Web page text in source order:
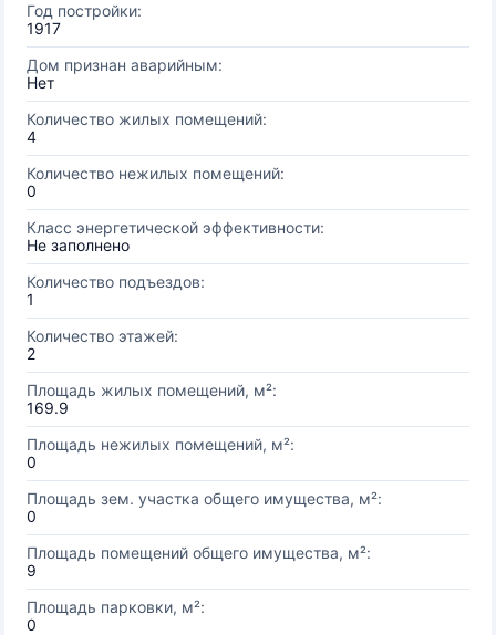
Год постройки:
1917
Дом признан аварийным:
Нет
Количество жилых помещений:
4
Количество нежилых помещений:
0
Класс энергетической эффективности:
Не заполнено
Количество подъездов:
1
Количество этажей:
2
Площадь жилых помещений, м²:
169.9
Площадь нежилых помещений, м²:
0
Площадь зем. участка общего имущества, м²:
0
Площадь помещений общего имущества, м²:
9
Площадь парковки, м²:
0